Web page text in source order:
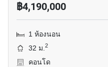
฿4,190,000
1 ห้องนอน
32 ม.2
คอนโด